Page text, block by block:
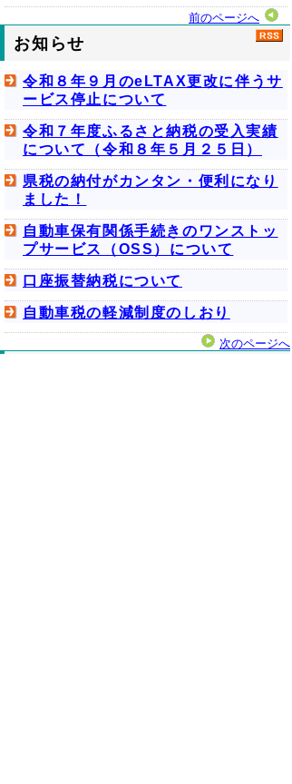
前のページへ
お知らせ
令和８年９月のeLTAX更改に伴うサ
ービス停止について
令和７年度ふるさと納税の受入実績
について（令和８年５月２５日）
県税の納付がカンタン・便利になり
ました！
自動車保有関係手続きのワンストッ
プサービス（OSS）について
口座振替納税について
自動車税の軽減制度のしおり
次のページへ